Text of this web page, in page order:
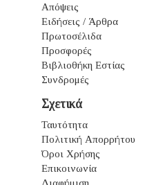
Απόψεις
Ειδήσεις / Άρθρα
Πρωτοσέλιδα
Προσφορές
Βιβλιοθήκη Εστίας
Συνδρομές
Σχετικά
Ταυτότητα
Πολιτική Απορρήτου
Όροι Χρήσης
Επικοινωνία
Διαφήμιση